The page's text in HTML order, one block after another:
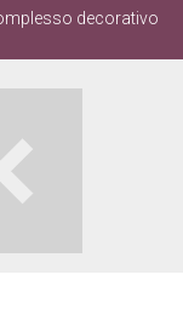
decorativo